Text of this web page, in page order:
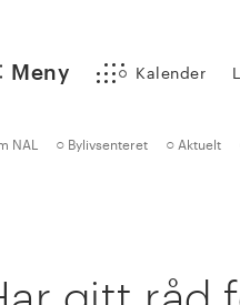
Meny Kalender
NAL ○ Bylivsenteret ○ Aktuelt